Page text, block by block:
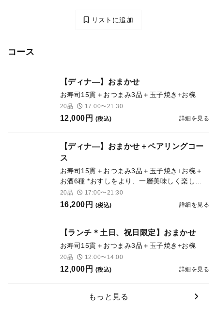
リストに追加
コース
【ディナ―】おまかせ
お寿司15貫＋おつまみ3品＋玉子焼き+お椀
20品 17:00〜21:30
12,000円 (税込) 詳細を見る
【ディナ―】おまかせ＋ペアリングコー
ス
お寿司15貫＋おつまみ3品＋玉子焼き+お椀＋
お酒6種 *おすしをより、一層美味しく楽しん
で頂けるようソムリエ監修のもとご提案させて
頂いております。
20品 17:00〜21:30
16,200円 (税込) 詳細を見る
【ランチ＊土日、祝日限定】おまかせ
お寿司15貫＋おつまみ3品＋玉子焼き+お椀
20品 12:00〜14:00
12,000円 (税込) 詳細を見る
もっと見る